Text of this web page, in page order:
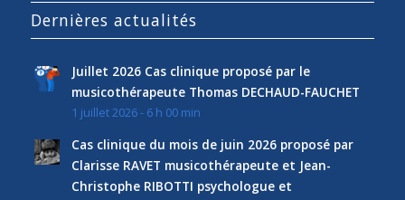
Dernières actualités
Juillet 2026 Cas clinique proposé par le
musicothérapeute Thomas DECHAUD-FAUCHET
1 juillet 2026 - 6 h 00 min
Cas clinique du mois de juin 2026 proposé par
Clarisse RAVET musicothérapeute et Jean-
Christophe RIBOTTI psychologue et